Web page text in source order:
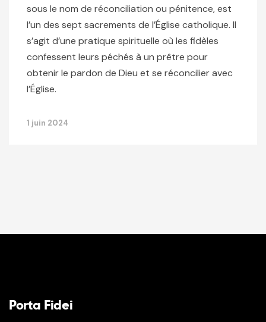
sous le nom de réconciliation ou pénitence, est
l’un des sept sacrements de l’Église catholique. Il
s’agit d’une pratique spirituelle où les fidèles
confessent leurs péchés à un prêtre pour
obtenir le pardon de Dieu et se réconcilier avec
l’Église.
1 juin 2024
Porta Fidei